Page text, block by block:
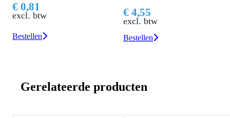
btw € 4,55
excl. btw
Bestellen
Gerelateerde producten